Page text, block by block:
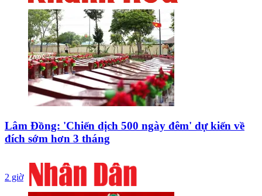
Lâm Đồng: 'Chiến dịch 500 ngày đêm' dự kiến về
đích sớm hơn 3 tháng
2 giờ